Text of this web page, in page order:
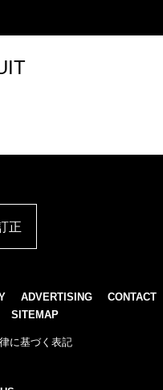
正
ADVERTISING
CONTACT
SITEMAP
に基づく表記